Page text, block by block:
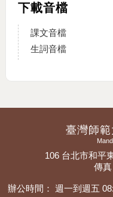
下載音檔
課文音檔
生詞音檔
臺灣師
106 台北市和平
傳
辦公時間： 週一到週五